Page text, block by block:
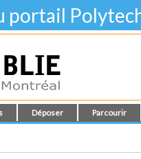
portail
Déposer Parcourir